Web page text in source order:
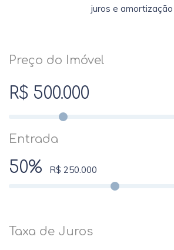
juros e amortização
Preço do Imóvel
R$ 500.000
Entrada
50% R$ 250.000
Taxa de Juros